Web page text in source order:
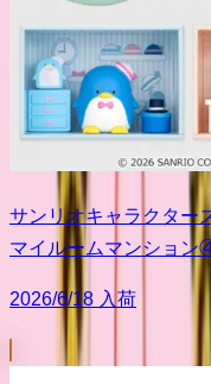
サンリオキャラクタ
マイルームマンション
2026/6/18 入荷